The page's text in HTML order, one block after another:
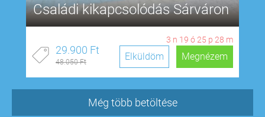
Családi kikapcsolódás Sárváron
3 n 19 ó 25 p 27 m
29.900 Ft
48.050 Ft Megnézem
Elküldöm
Még több betöltése